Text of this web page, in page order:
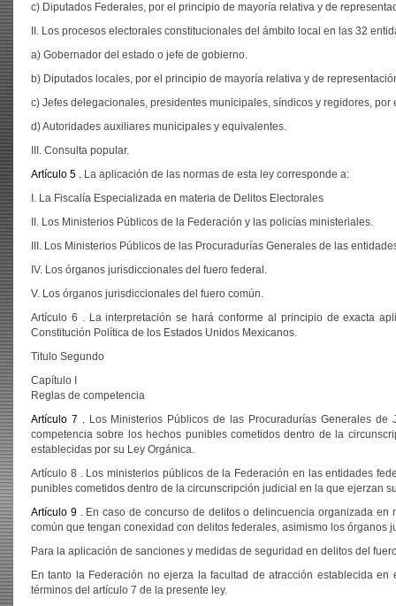
c) Diputados Federales, por el principio de mayoría relativa y de
II. Los procesos electorales constitucionales del ámbito local en las 32
a) Gobernador del estado o jefe de gobierno.
b) Diputados locales, por el principio de mayoría relativa y de
c) Jefes delegacionales, presidentes municipales, síndicos y regidores,
d) Autoridades auxiliares municipales y equivalentes.
III. Consulta popular.
Artículo 5 . La aplicación de las normas de esta ley corresponde a:
I. La Fiscalía Especializada en materia de Delitos Electorales
II. Los Ministerios Públicos de la Federación y las policías ministeriales.
III. Los Ministerios Públicos de las Procuradurías Generales de las
IV. Los órganos jurisdiccionales del fuero federal.
V. Los órganos jurisdiccionales del fuero común.
Artículo 6 . La interpretación se hará conforme al principio de exacta
Constitución Política de los Estados Unidos Mexicanos.
Titulo Segundo
Capítulo I
Reglas de competencia
Artículo 7 .Los Ministerios Públicos de las Procuradurías Generales de
competencia sobre los hechos punibles cometidos dentro de la
establecidas por su Ley Orgánica.
Artículo 8 . Los ministerios públicos de la Federación en las entidades
punibles cometidos dentro de la circunscripción judicial en la que ejerzan
Artículo 9 . En caso de concurso de delitos o delincuencia organizada
común que tengan conexidad con delitos federales, asimismo los
Para la aplicación de sanciones y medidas de seguridad en delitos del
En tanto la Federación no ejerza la facultad de atracción establecida
términos del artículo 7 de la presente ley.